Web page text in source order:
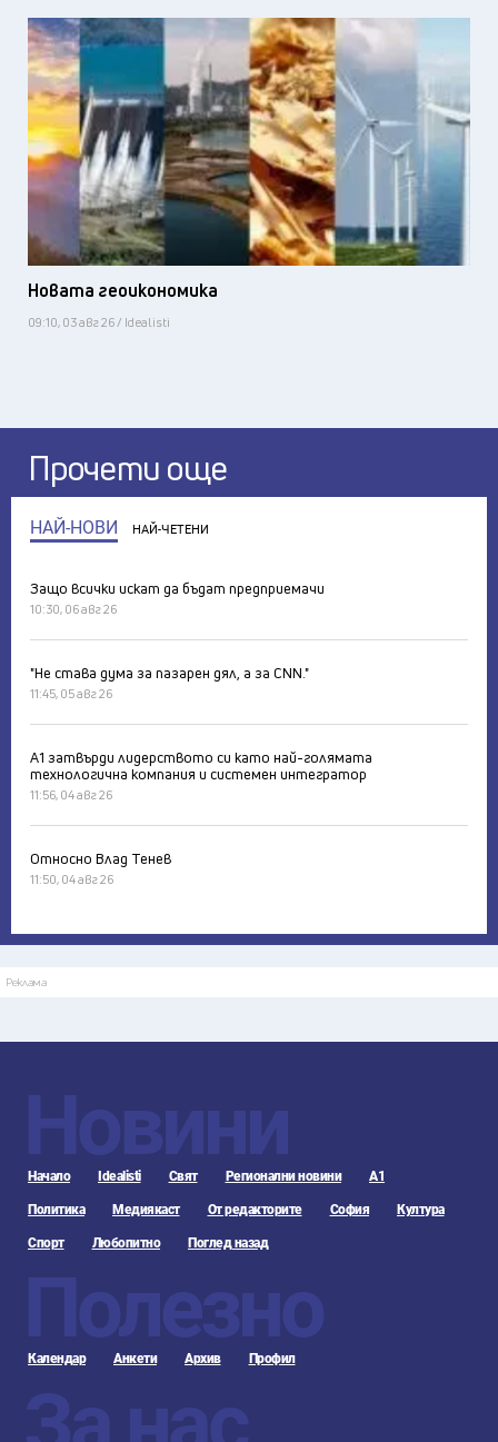
Новата геоикономика
09:10, 03 авг 26 / Idealisti
Прочети още
НАЙ-НОВИ НАЙ-ЧЕТЕНИ
Защо всички искат да бъдат предприемачи
10:30, 06 авг 26
"Не става дума за пазарен дял, а за CNN."
11:45, 05 авг 26
А1 затвърди лидерството си като най-голямата
технологична компания и системен интегратор
11:56, 04 авг 26
Относно Влад Тенев
11:50, 04 авг 26
Реклама
Новини
Начало Idealisti Свят Регионални новини А1
Политика Медиякаст От редакторите София Култура
Спорт Любопитно Поглед назад
Полезно
Календар Анкети Архив Профил